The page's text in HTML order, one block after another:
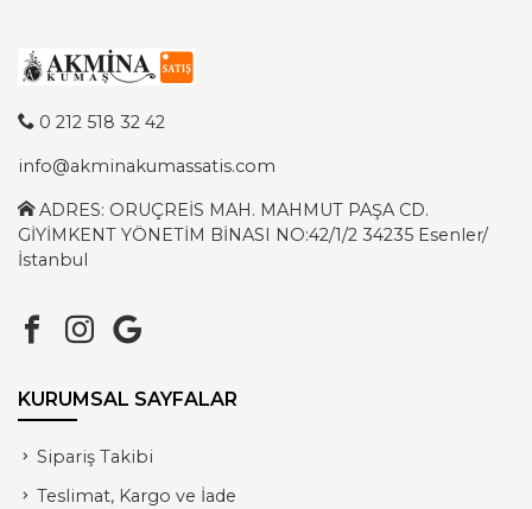
0 212 518 32 42
info@akminakumassatis.com
ADRES: ORUÇREİS MAH. MAHMUT PAŞA CD.
GİYİMKENT YÖNETİM BİNASI NO:42/1/2 34235 Esenler/
İstanbul
KURUMSAL SAYFALAR
Sipariş Takibi
Teslimat, Kargo ve İade